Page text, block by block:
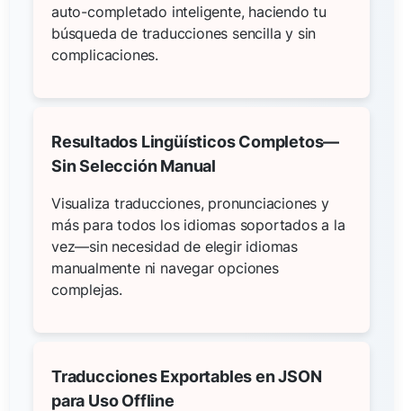
auto-completado inteligente, haciendo tu
búsqueda de traducciones sencilla y sin
complicaciones.
Resultados Lingüísticos Completos—
Sin Selección Manual
Visualiza traducciones, pronunciaciones y
más para todos los idiomas soportados a la
vez—sin necesidad de elegir idiomas
manualmente ni navegar opciones
complejas.
Traducciones Exportables en JSON
para Uso Offline